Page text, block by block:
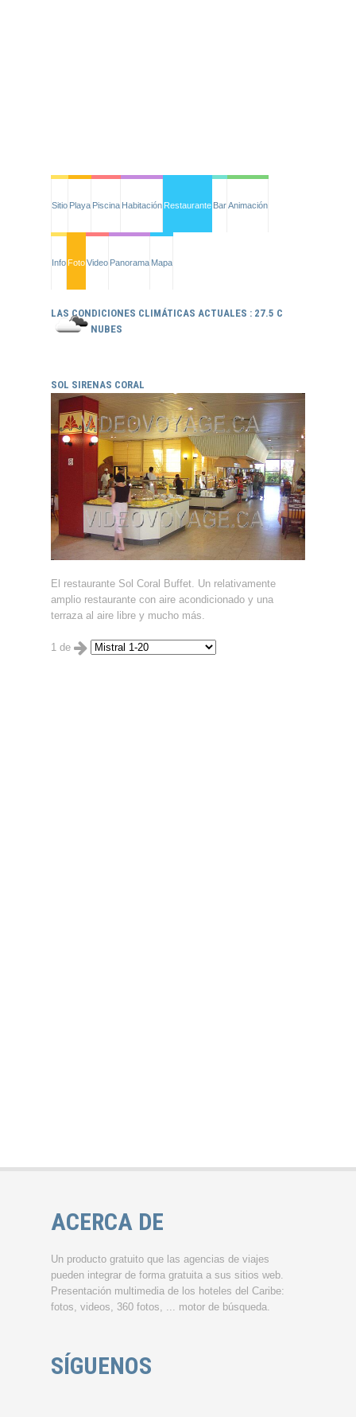
Sitio Playa Piscina Habitación Restaurante BarAnimación
Info FotoVideo Panorama Mapa
LAS CONDICIONES CLIMÁTICAS ACTUALES : 27.5 C
NUBES
SOL SIRENAS CORAL
El restaurante Sol Coral Buffet. Un relativamente
amplio restaurante con aire acondicionado y una
terraza al aire libre y mucho más.
1 de
ACERCA DE
Un producto gratuito que las agencias de viajes
pueden integrar de forma gratuita a sus sitios web.
Presentación multimedia de los hoteles del Caribe:
fotos, videos, 360 fotos, ... motor de búsqueda.
SÍGUENOS